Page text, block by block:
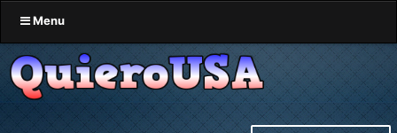
Menu